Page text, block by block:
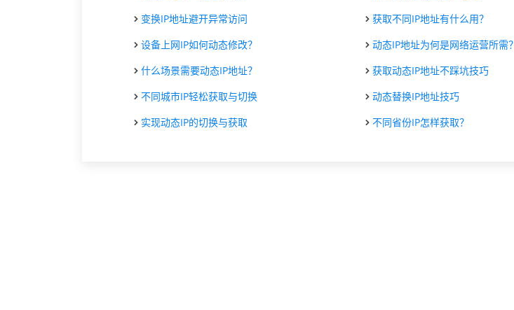
变换IP地址避开异常访问
获取不同IP地址有什么用？
设备上网IP如何动态修改？
动态IP地址为何是网络运营所需？
什么场景需要动态IP地址？
获取动态IP地址不踩坑技巧
不同城市IP轻松获取与切换
动态替换IP地址技巧
实现动态IP的切换与获取
不同省份IP怎样获取？